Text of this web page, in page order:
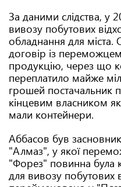
За даними слідства, у
вивозу побутових
обладнання для міста.
договір із
продукцію, через що
переплатило майже
грошей постачальник
кінцевим власником
мали контейнери.
Аббасов був
"Алмаз", у якої
"Форез" повинна була
для вивозу побутових